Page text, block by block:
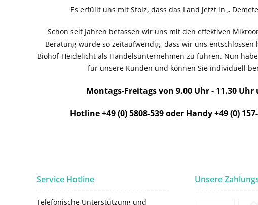
Es erfüllt uns mit Stolz, dass das Land jetzt in „
Schon seit Jahren befassen wir uns mit den effektiven
Beratung wurde so zeitaufwendig, dass wir uns entschlossen
Biohof-Heidelicht als Handelsunternehmen zu führen. Nun
für unsere Kunden und können Sie individuell
Montags-Freitags von 9.00 Uhr - 11.30
Hotline +49 (0) 5808-539 oder Handy +49 (0)
Service Hotline
Telefonische Unterstützung und
Unsere